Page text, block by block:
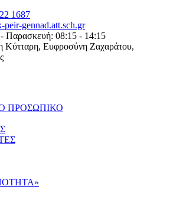
1687
peir-gennad.att.sch.gr
- Παρασκευή: 08:15 - 14:15
Κύτταρη, Ευφροσύνη Ζαχαράτου,
ΠΡΟΣΩΠΙΚΟ